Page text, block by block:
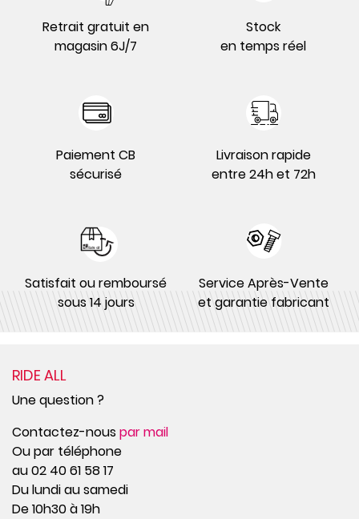
Retrait gratuit en
magasin 6J/7
Stock
en temps réel
Paiement CB
sécurisé
Livraison rapide
entre 24h et 72h
Satisfait ou remboursé
sous 14 jours
Service Après-Vente
et garantie fabricant
RIDE ALL
Une question ?
Contactez-nouspar mail
Ou par téléphone
au 02 40 61 58 17
Du lundi au samedi
De 10h30 à 19h